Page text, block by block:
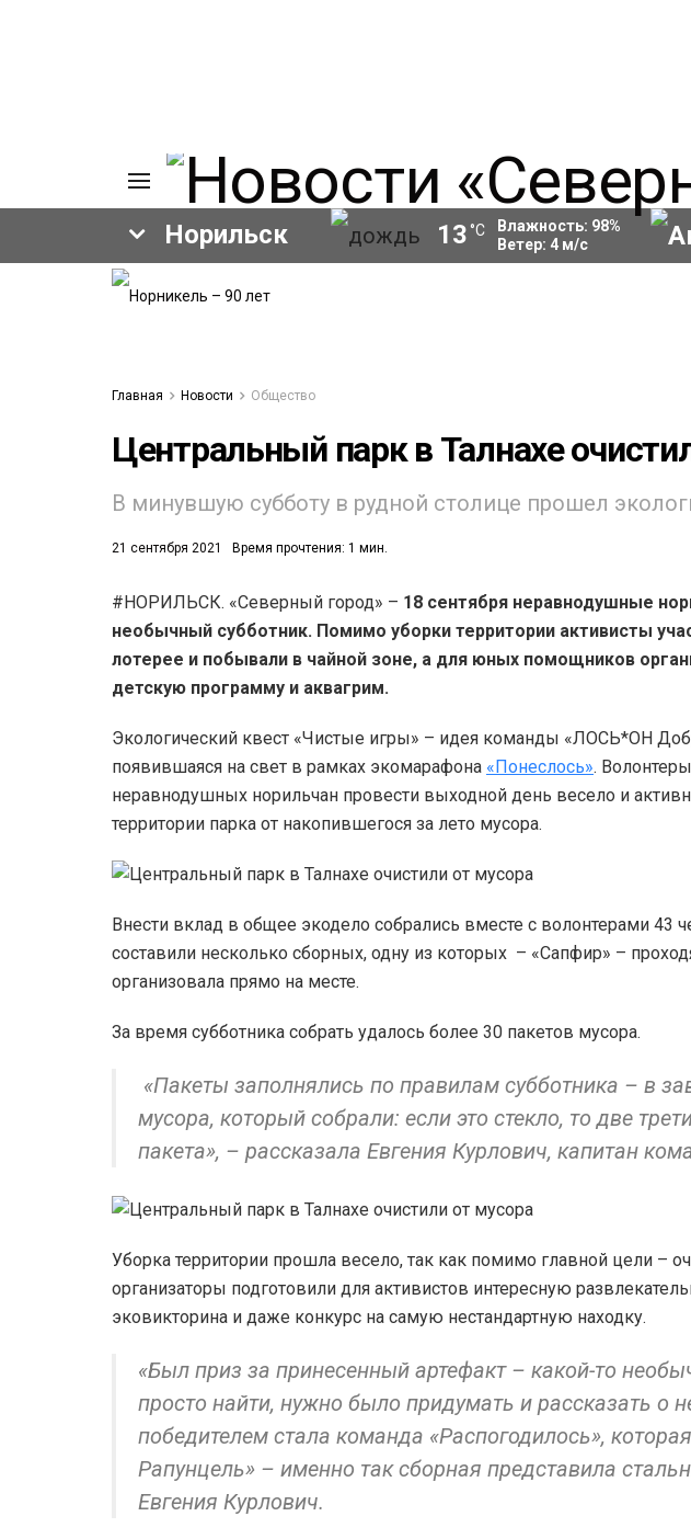
Норильск 13 °C Влажность: 98%
Ветер: 4м/с
Главная Новости Общество
Центральный парк в Талнахе
В минувшую субботу в рудной столице прошел
21 сентября 2021 Время прочтения: 1 мин.
#НОРИЛЬСК. «Северный город» – 18 сентября неравнодушные
необычный субботник. Помимо уборки территории активисты
лотерее и побывали в чайной зоне, а для юных помощников
детскую программу и аквагрим.
Экологический квест «Чистые игры» – идея команды «ЛОСЬ*ОН
появившаяся на свет в рамках экомарафона «Понеслось».
неравнодушных норильчан провести выходной день весело и
территории парка от накопившегося за лето мусора.
Внести вклад в общее экодело собрались вместе с волонтерами 43
составили несколько сборных, одну из которых – «Сапфир» –
организовала прямо на месте.
За время субботника собрать удалось более 30 пакетов мусора.
«Пакеты заполнялись по правилам субботника – в
мусора, который собрали: если это стекло, то две
пакета», – рассказала Евгения Курлович, капитан
Уборка территории прошла весело, так как помимо главной цели –
организаторы подготовили для активистов интересную
эковикторина и даже конкурс на самую нестандартную находку.
«Был приз за принесенный артефакт – какой-то
просто найти, нужно было придумать и рассказать о
победителем стала команда «Распогодилось»,
Рапунцель» – именно так сборная представила
Евгения Курлович.